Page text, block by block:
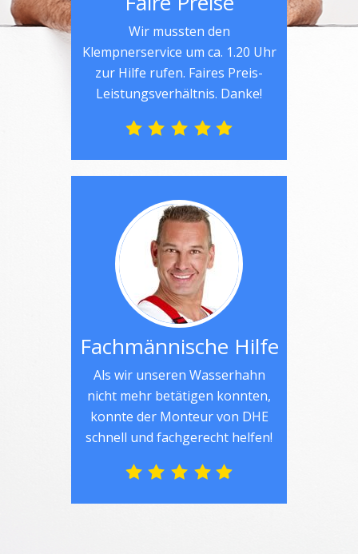
Wir mussten den
Klempnerservice um ca. 1.20 Uhr
zur Hilfe rufen. Faires Preis-
Leistungsverhältnis. Danke!
Fachmännische Hilfe
Als wir unseren Wasserhahn
nicht mehr betätigen konnten,
konnte der Monteur von DHE
schnell und fachgerecht helfen!